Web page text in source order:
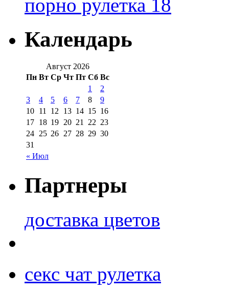
порно рулетка 18
Календарь
Август 2026
Пн Вт Ср Чт Пт Сб Вс
« Июл
1
2
3
4 5 6 7 8
9
10 11 12 13 14 15 16
17 18 19 20 21 22 23
24 25 26 27 28 29 30
31
Партнеры
доставка цветов
секс чат рулетка